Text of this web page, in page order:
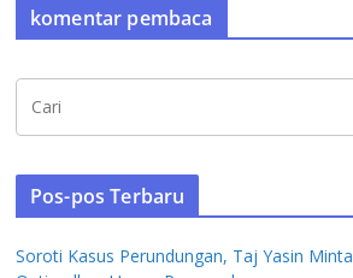
komentar pembaca
Pos-pos Terbaru
Soroti Kasus Perundungan, Taj Yasin Minta